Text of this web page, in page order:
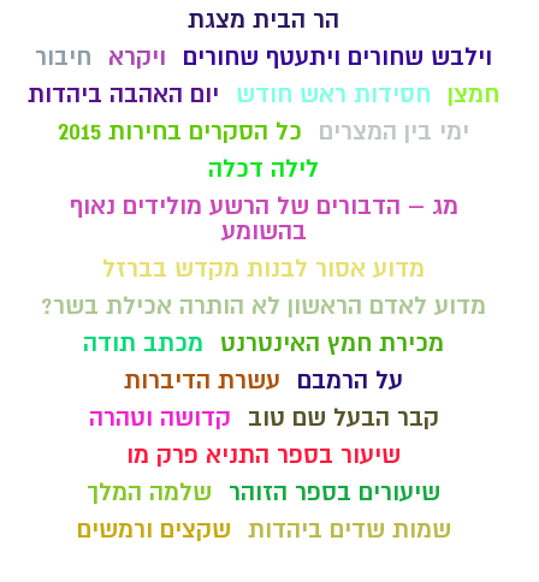
הר הבית מצגת
וילבש שחורים ויתעטף שחורים
ויקרא
חיבור
חמצן
חסידות ראש חודש
יום האהבה ביהדות
ימי בין המצרים
כל הסקרים בחירות 2015
לילה דכלה
מג – הדבורים של הרשע מולידים נאוף
בהשומע
מדוע אסור לבנות מקדש בברזל
מדוע לאדם הראשון לא הותרה אכילת בשר?
מכירת חמץ האינטרנט
מכתב תודה
על הרמבם
עשרת הדיברות
קבר הבעל שם טוב
קדושה וטהרה
שיעור בספר התניא פרק מו
שיעורים בספר הזוהר
שלמה המלך
שמות שדים ביהדות שקצים ורמשים